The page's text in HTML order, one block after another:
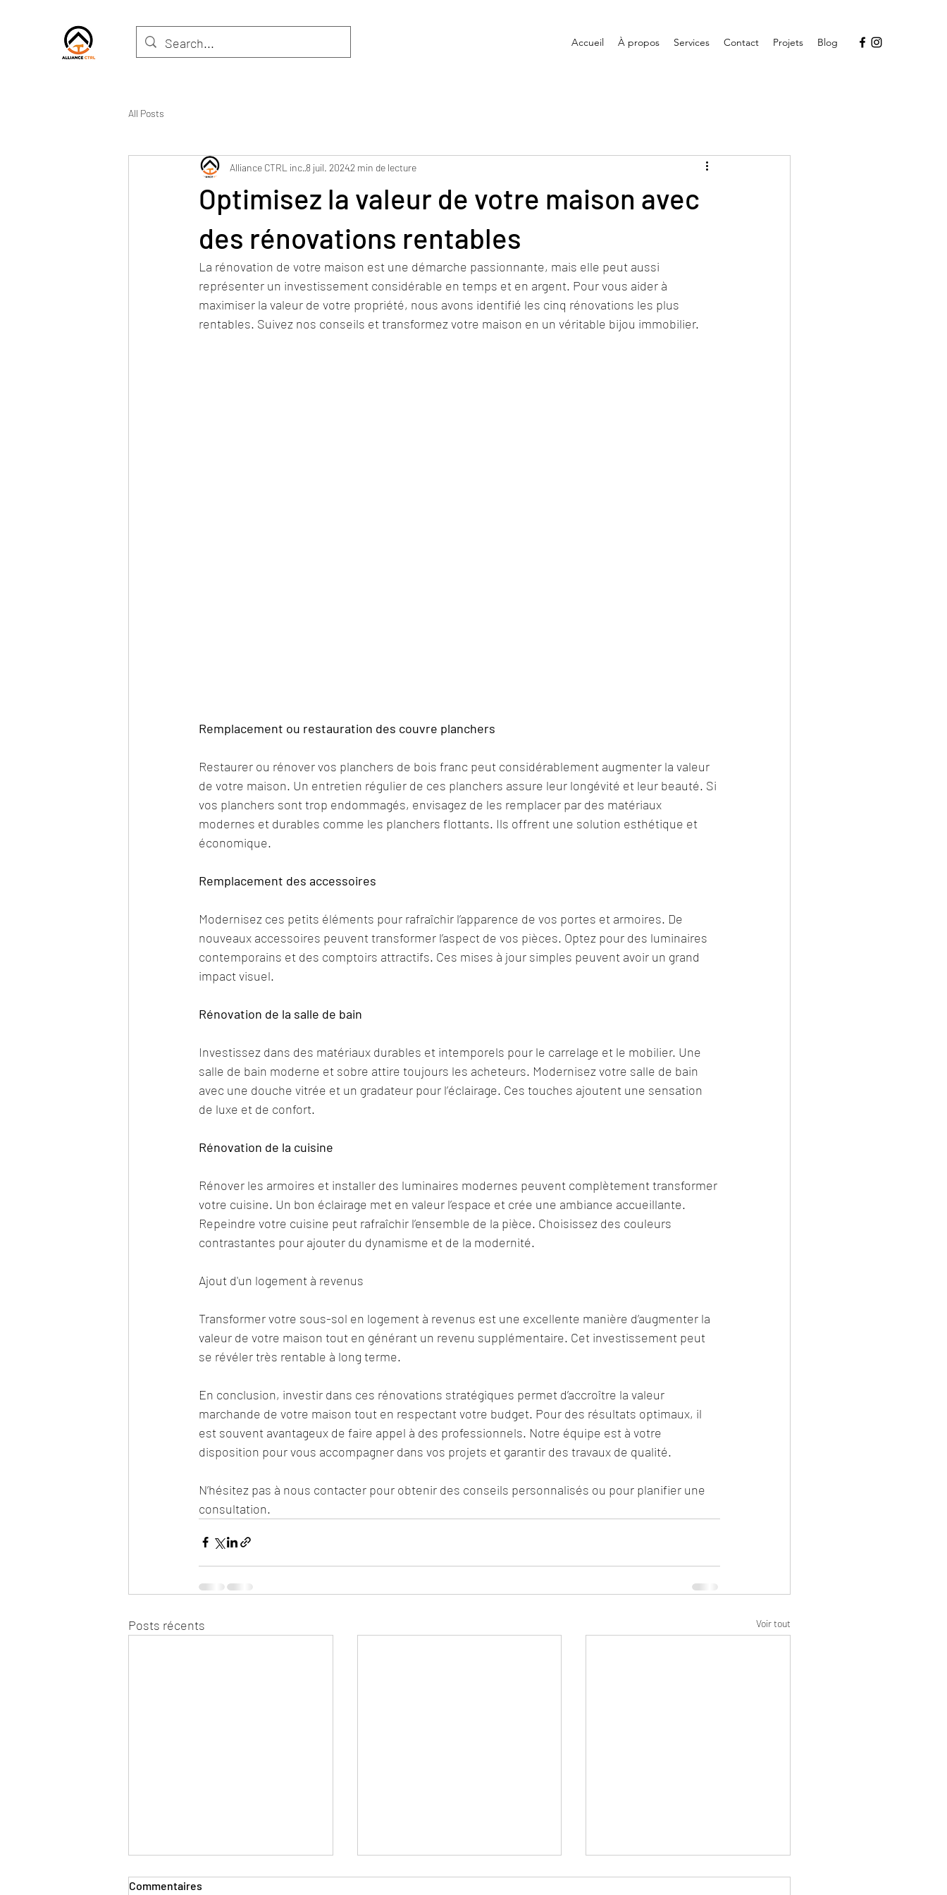
Accueil À propos Services Contact Projets Blog
All Posts
Optimisez la valeur de votre maison avec
des rénovations rentables
Alliance CTRL inc. 8 juil. 20242 min de lecture
La rénovation de votre maison est une démarche passionnante, mais elle peut aussi
représenter un investissement considérable en temps et en argent. Pour vous aider à
maximiser la valeur de votre propriété, nous avons identifié les cinq rénovations les plus
rentables. Suivez nos conseils et transformez votre maison en un véritable bijou immobilier.
Remplacement ou restauration des couvre planchers
Restaurer ou rénover vos planchers de bois franc peut considérablement augmenter la valeur
de votre maison. Un entretien régulier de ces planchers assure leur longévité et leur beauté. Si
vos planchers sont trop endommagés, envisagez de les remplacer par des matériaux
modernes et durables comme les planchers flottants. Ils offrent une solution esthétique et
économique.
Remplacement des accessoires
Modernisez ces petits éléments pour rafraîchir l’apparence de vos portes et armoires. De
nouveaux accessoires peuvent transformer l’aspect de vos pièces. Optez pour des luminaires
contemporains et des comptoirs attractifs. Ces mises à jour simples peuvent avoir un grand
impact visuel.
Rénovation de la salle de bain
Investissez dans des matériaux durables et intemporels pour le carrelage et le mobilier. Une
salle de bain moderne et sobre attire toujours les acheteurs. Modernisez votre salle de bain
avec une douche vitrée et un gradateur pour l’éclairage. Ces touches ajoutent une sensation
de luxe et de confort.
Rénovation de la cuisine
Rénover les armoires et installer des luminaires modernes peuvent complètement transformer
votre cuisine. Un bon éclairage met en valeur l’espace et crée une ambiance accueillante.
Repeindre votre cuisine peut rafraîchir l’ensemble de la pièce. Choisissez des couleurs
contrastantes pour ajouter du dynamisme et de la modernité.
Ajout d'un logement à revenus
Transformer votre sous-sol en logement à revenus est une excellente manière d’augmenter la
valeur de votre maison tout en générant un revenu supplémentaire. Cet investissement peut
se révéler très rentable à long terme.
En conclusion, investir dans ces rénovations stratégiques permet d’accroître la valeur
marchande de votre maison tout en respectant votre budget. Pour des résultats optimaux, il
est souvent avantageux de faire appel à des professionnels. Notre équipe est à votre
disposition pour vous accompagner dans vos projets et garantir des travaux de qualité.
N’hésitez pas à nous contacter pour obtenir des conseils personnalisés ou pour planifier une
consultation.
Posts récents Voir tout
Commentaires